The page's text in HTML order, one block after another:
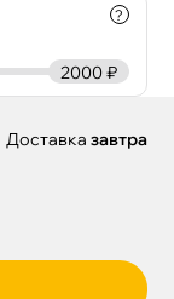
?
2000 ₽
Доставка завтра